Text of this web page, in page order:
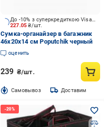
227.05₴/шт.
До -10% з суперкредиткою Visa Вигода
Сумка-органайзер в багажник
46x20x14 см Poputchik черный
оценить
239 ₴/шт.
Cамовывоз Доставим